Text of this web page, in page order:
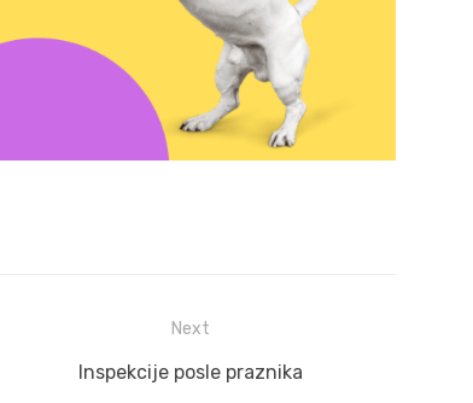
Next
Next
Inspekcije posle praznika